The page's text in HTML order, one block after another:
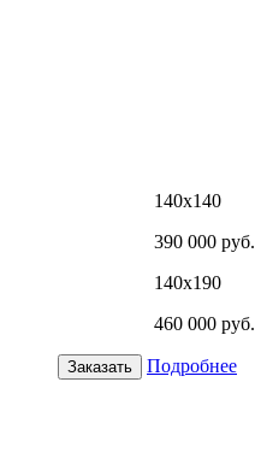
140х140
390 000 руб.
140х190
460 000 руб.
Заказать Подробнее